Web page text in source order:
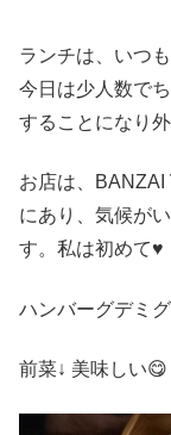
ランチは、いつ
今日は少人数で
することになり外
お店は、
にあり、気候が
す。私は初めて♥︎
ハンバーグデミ
前菜↓ 美味しい😋